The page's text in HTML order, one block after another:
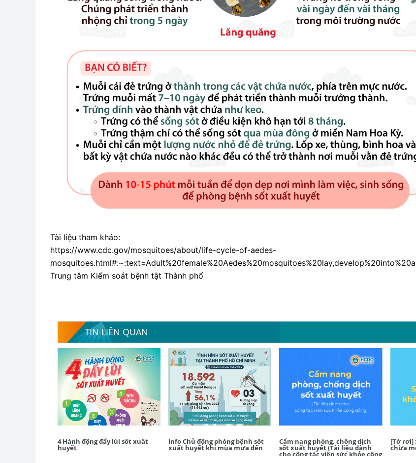
Tài liệu tham khảo:
https://www.cdc.gov/mosquitoes/about/life-cycle-of-aedes-
Trung tâm Kiểm soát bệnh tật Thành phố
TIN LIÊN QUAN
4 Hành động đẩy lùi sốt xuất
huyết
Info Chủ động phòng bệnh sốt
xuất huyết khi mùa mưa đến
Cẩm nang phòng, chống dịch
sốt xuất huyết (Tài liệu dành
cho cộng tác viên sức khỏe cộng
[Tờ rơi]
chừa